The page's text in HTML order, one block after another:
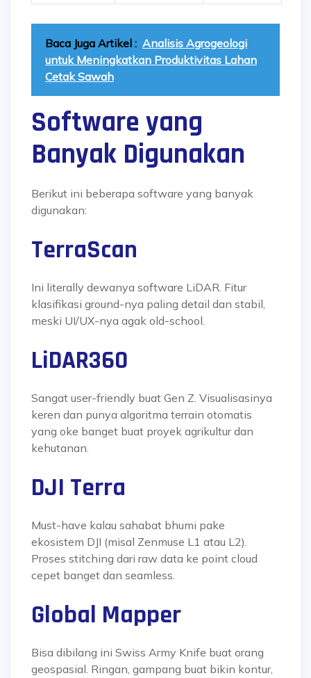
Baca Juga Artikel : Analisis Agrogeologi
untuk Meningkatkan Produktivitas Lahan
Cetak Sawah
Software yang
Banyak Digunakan
Berikut ini beberapa software yang banyak
digunakan:
TerraScan
Ini literally dewanya software LiDAR. Fitur
klasifikasi ground-nya paling detail dan stabil,
meski UI/UX-nya agak old-school.
LiDAR360
Sangat user-friendly buat Gen Z. Visualisasinya
keren dan punya algoritma terrain otomatis
yang oke banget buat proyek agrikultur dan
kehutanan.
DJI Terra
Must-have kalau sahabat bhumi pake
ekosistem DJI (misal Zenmuse L1 atau L2).
Proses stitching dari raw data ke point cloud
cepet banget dan seamless.
Global Mapper
Bisa dibilang ini Swiss Army Knife buat orang
geospasial. Ringan, gampang buat bikin kontur,